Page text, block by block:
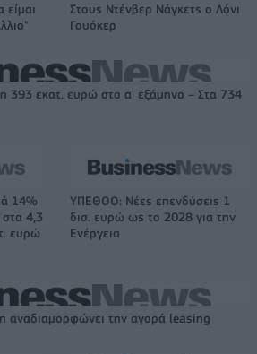
Στους Ντένβερ Νάγκετς ο Λόνι
Γουόκερ
393 εκατ. ευρώ στο α' εξάμηνο – Στα 734
14%
στα 4,3
ευρώ
ΥΠΕΘΟΟ: Νέες επενδύσεις 1
δισ. ευρώ ως το 2028 για την
Ενέργεια
αναδιαμορφώνει την αγορά leasing